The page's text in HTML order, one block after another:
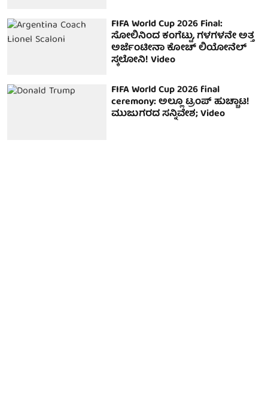
FIFA World Cup 2026 Final:
ಸೋಲಿನಿಂದ ಕಂಗೆಟ್ಟು, ಗಳಗಳನೇ ಅತ್ತ
ಅರ್ಜೆಂಟೀನಾ ಕೋಚ್ ಲಿಯೋನೆಲ್
ಸ್ಕಲೋನಿ! Video
FIFA World Cup 2026 final
ceremony: ಅಲ್ಲೂ ಟ್ರಂಪ್ ಹುಚ್ಚಾಟ!
ಮುಜುಗರದ ಸನ್ನಿವೇಶ; Video